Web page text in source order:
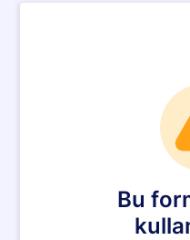
Bu